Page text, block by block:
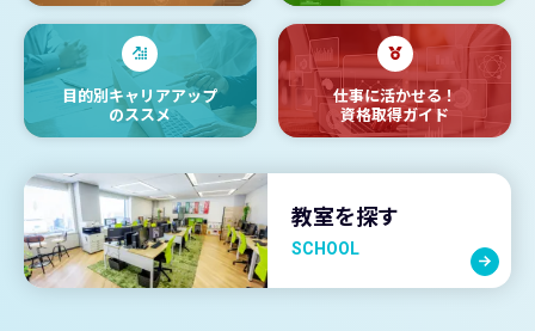
目的別キャリアアップ
のススメ
仕事に活かせる！
資格取得ガイド
教室を探す
SCHOOL